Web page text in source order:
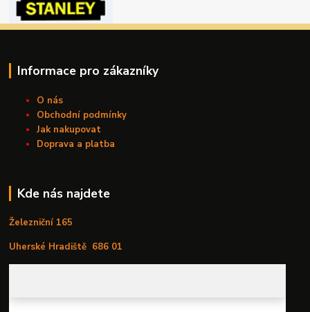
Informace pro zákazníky
O nás
Obchodní podmínky
Jak nakupovat
Doprava a platba
Kde nás najdete
Železniční 165
Uherské Hradiště 686 01